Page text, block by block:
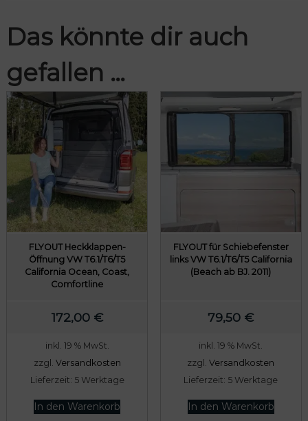
Das könnte dir auch
gefallen …
FLYOUT Heckklappen-
Öffnung VW T6.1/T6/T5
California Ocean, Coast,
Comfortline
172,00 €
inkl. 19 % MwSt.
zzgl. Versandkosten
Lieferzeit: 5 Werktage
In den Warenkorb
FLYOUT für Schiebefenster
links VW T6.1/T6/T5 California
(Beach ab BJ. 2011)
79,50 €
inkl. 19 % MwSt.
zzgl.Versandkosten
Lieferzeit: 5 Werktage
In den Warenkorb